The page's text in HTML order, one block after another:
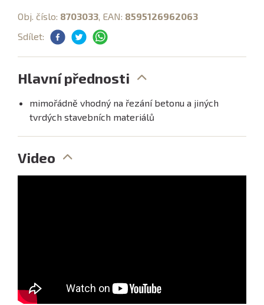
Obj. číslo: 8703033, EAN: 8595126962063
Sdílet:
Hlavní přednosti
mimořádně vhodný na řezání betonu a jiných
tvrdých stavebních materiálů
Video